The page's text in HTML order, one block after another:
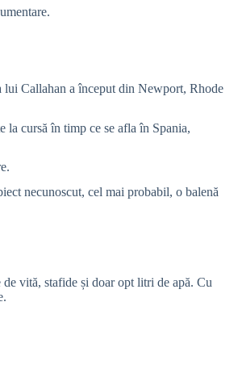
lui Callahan a început din Newport, Rhode
la cursă în timp ce se afla în Spania,
necunoscut, cel mai probabil, o balenă
vită, stafide și doar opt litri de apă. Cu